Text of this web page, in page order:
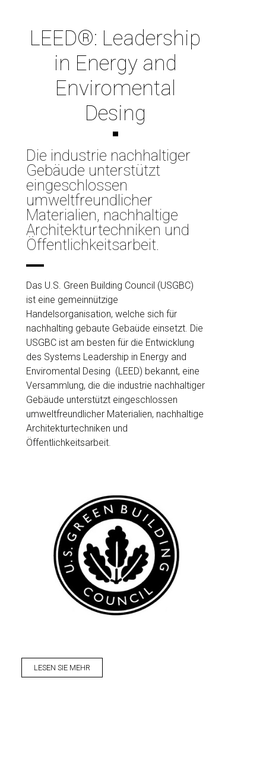
LEED®: Leadership
in Energy and
Enviromental
Desing
Die industrie nachhaltiger
Gebäude unterstützt
eingeschlossen
umweltfreundlicher
Materialien, nachhaltige
Architekturtechniken und
Öffentlichkeitsarbeit.
Das U.S. Green Building Council (USGBC)
ist eine gemeinnützige
Handelsorganisation, welche sich für
nachhalting gebaute Gebaüde einsetzt. Die
USGBC ist am besten für die Entwicklung
des Systems Leadership in Energy and
Enviromental Desing (LEED) bekannt, eine
Versammlung, die die industrie nachhaltiger
Gebäude unterstützt eingeschlossen
umweltfreundlicher Materialien, nachhaltige
Architekturtechniken und
Öffentlichkeitsarbeit.
LESEN SIE MEHR